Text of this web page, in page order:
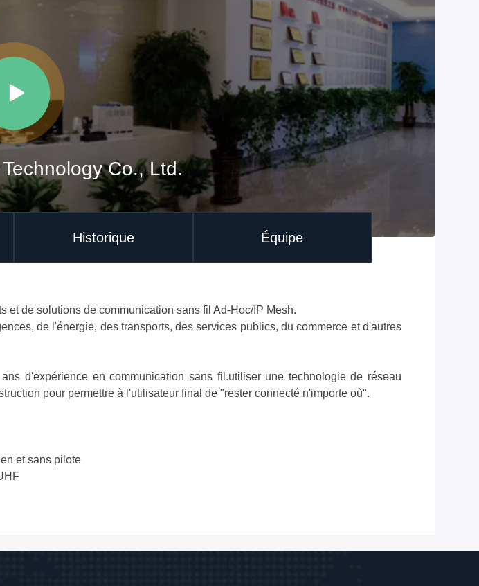
Co., Ltd.
Historique Équipe
et de solutions de communication sans fil Ad-Hoc/IP Mesh.
de l'énergie, des transports, des services publics, du commerce et d'autres
d'expérience en communication sans fil.utiliser une technologie de réseau
pour permettre à l'utilisateur final de "rester connecté n'importe où".
et sans pilote